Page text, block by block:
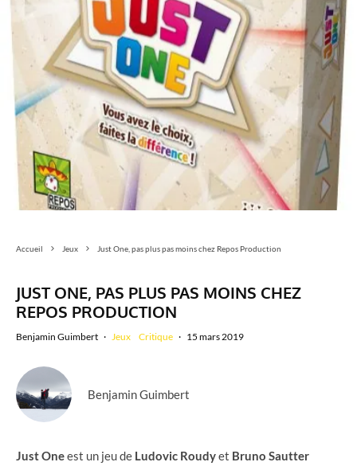
Accueil Jeux Just One, pas plus pas moins chez Repos Production
JUST ONE, PAS PLUS PAS MOINS CHEZ
REPOS PRODUCTION
Benjamin Guimbert · Jeux Critique · 15 mars 2019
Benjamin Guimbert
Just Oneest un jeu de Ludovic Roudyet Bruno Sautter